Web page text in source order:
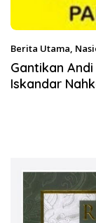
Berita Utama,
Gantikan
Iskandar